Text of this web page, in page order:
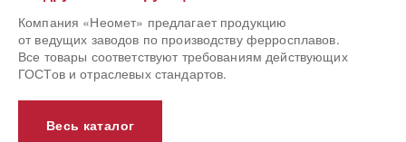
Компания «Неомет» предлагает продукцию
от ведущих заводов по производству ферросплавов.
Все товары соответствуют требованиям действующих
ГОСТов и отраслевых стандартов.
Весь каталог